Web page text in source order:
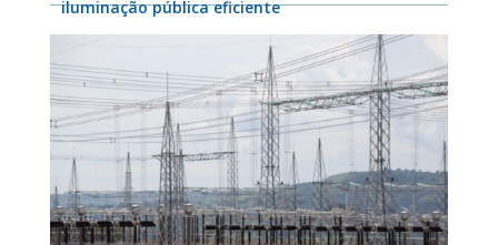
iluminação pública eficiente